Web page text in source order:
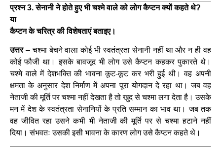
प्रश्न 3. सेनानी ने होते हुए भी चश्मे वाले को लोग कैप्टन क्यों कहते थे?
या
कैप्टन के चरित्र की विशेषताएं बताइए।
उत्तर – चश्मा बेचने वाला कोई भी स्वतंत्रता सेनानी नहीं था और न ही वह
कोई फौजी था। इसके बावजूद भी लोग उसे कैप्टन कहकर पुकारते थे।
चश्मे वाले में देशभक्ति की भावना कूट-कूट कर भरी हुई थी। वह अपनी
क्षमता के अनुसार देश निर्माण में अपना पूरा योगदान दे रहा था। जब वह
नेताजी की मूर्ति पर चश्मा नहीं देखता है तो खुद से चश्मा लगा देता है। उसके
मन में देश के स्वतंत्रता सेनानियों के प्रति सम्मान का भाव था। जब तक
वह जीवित रहा उसने कभी भी नेताजी की मूर्ति पर से चश्मा हटाने नहीं
दिया। संभवतः उसकी इसी भावना के कारण लोग उसे कैप्टन कहते थे।